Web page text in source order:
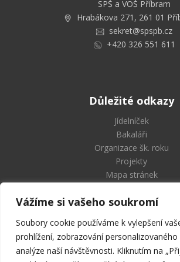
Vážíme si vašeho soukromí
Soubory cookie používáme k vylepšení
prohlížení, zobrazování
analýze naší návštěvnosti. Kliknutím na
SPŠ a VOŠ Příbram
Hrabákova 271, 261 01
sekret@spspb.cz
+420 326 551 611
Důležité odkazy
Jídelníček
Bakaláři
Organizace šk. roku
Projekty
Mapa stránek
Střední průmyslová škola
a Vyšší odborná škola Příbram